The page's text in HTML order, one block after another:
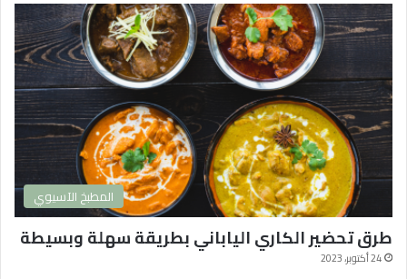
و
ر
ي
ة
2
0
2
4
و
ا
ث
ر
ه
المطبخ الآسيوي
طرق تحضير الكاري الياباني بطريقة سهلة وبسيطة
24 أكتوبر، 2023